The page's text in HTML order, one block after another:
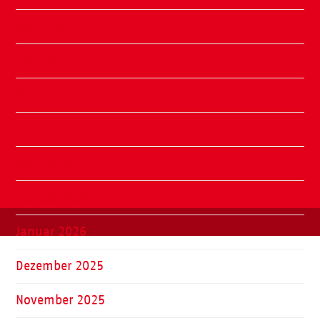
Januar 2026
Dezember 2025
November 2025